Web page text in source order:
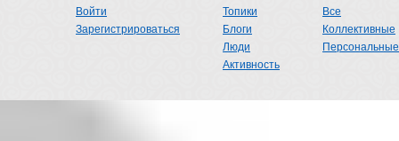
Войти
Зарегистрироваться
Топики
Блоги
Люди
Активность
Все
Коллективные
Персональные